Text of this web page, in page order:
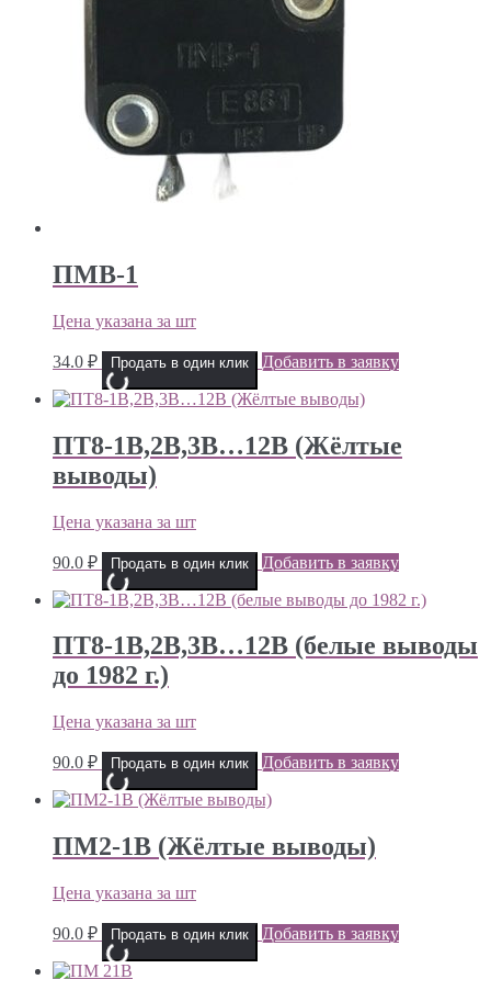
ПМВ-1
Цена указана за шт
34.0 ₽ Продать в один клик Добавить в заявку
ПТ8-1В,2В,3В…12В (Жёлтые
выводы)
Цена указана за шт
90.0 ₽ Продать в один клик Добавить в заявку
ПТ8-1В,2В,3В…12В (белые выводы
до 1982 г.)
Цена указана за шт
90.0 ₽ Продать в один клик Добавить в заявку
ПМ2-1В (Жёлтые выводы)
Цена указана за шт
90.0 ₽ Продать в один клик Добавить в заявку